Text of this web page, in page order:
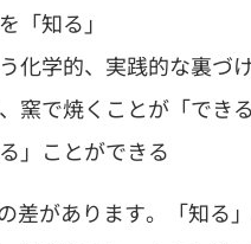
「知る」
化学的、実践的な裏づ
窯で焼くことが「できる
」ことができる
差があります。「知